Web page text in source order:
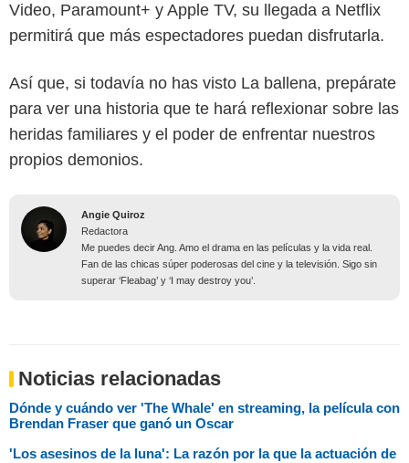
Video, Paramount+ y Apple TV, su llegada a Netflix
permitirá que más espectadores puedan disfrutarla.
Así que, si todavía no has visto La ballena, prepárate
para ver una historia que te hará reflexionar sobre las
heridas familiares y el poder de enfrentar nuestros
propios demonios.
Angie Quiroz
Redactora
Me puedes decir Ang. Amo el drama en las películas y la vida real.
Fan de las chicas súper poderosas del cine y la televisión. Sigo sin
superar ‘Fleabag’ y ‘I may destroy you’.
Noticias relacionadas
Dónde y cuándo ver 'The Whale' en streaming, la película con
Brendan Fraser que ganó un Oscar
'Los asesinos de la luna': La razón por la que la actuación de